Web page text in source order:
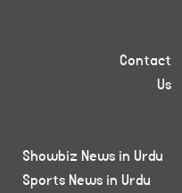
Contact
Us
Showbiz News in Urdu
Sports News in Urdu